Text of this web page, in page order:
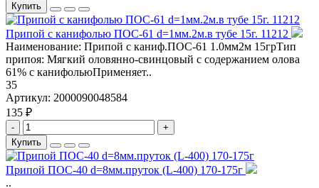
Купить
Припой с канифолью ПОС-61 d=1мм.2м.в тубе 15г. 11212
Наименование: Припой с каниф.ПОС-61 1.0мм2м 15грТип
припоя: Мягкий оловянно-свинцовый с содержанием олова
61% с канифольюПрименяет..
35
Артикул: 2000090048584
135 ₽
-
+
Купить
Припой ПОС-40 d=8мм.пруток (L-400) 170-175г
..